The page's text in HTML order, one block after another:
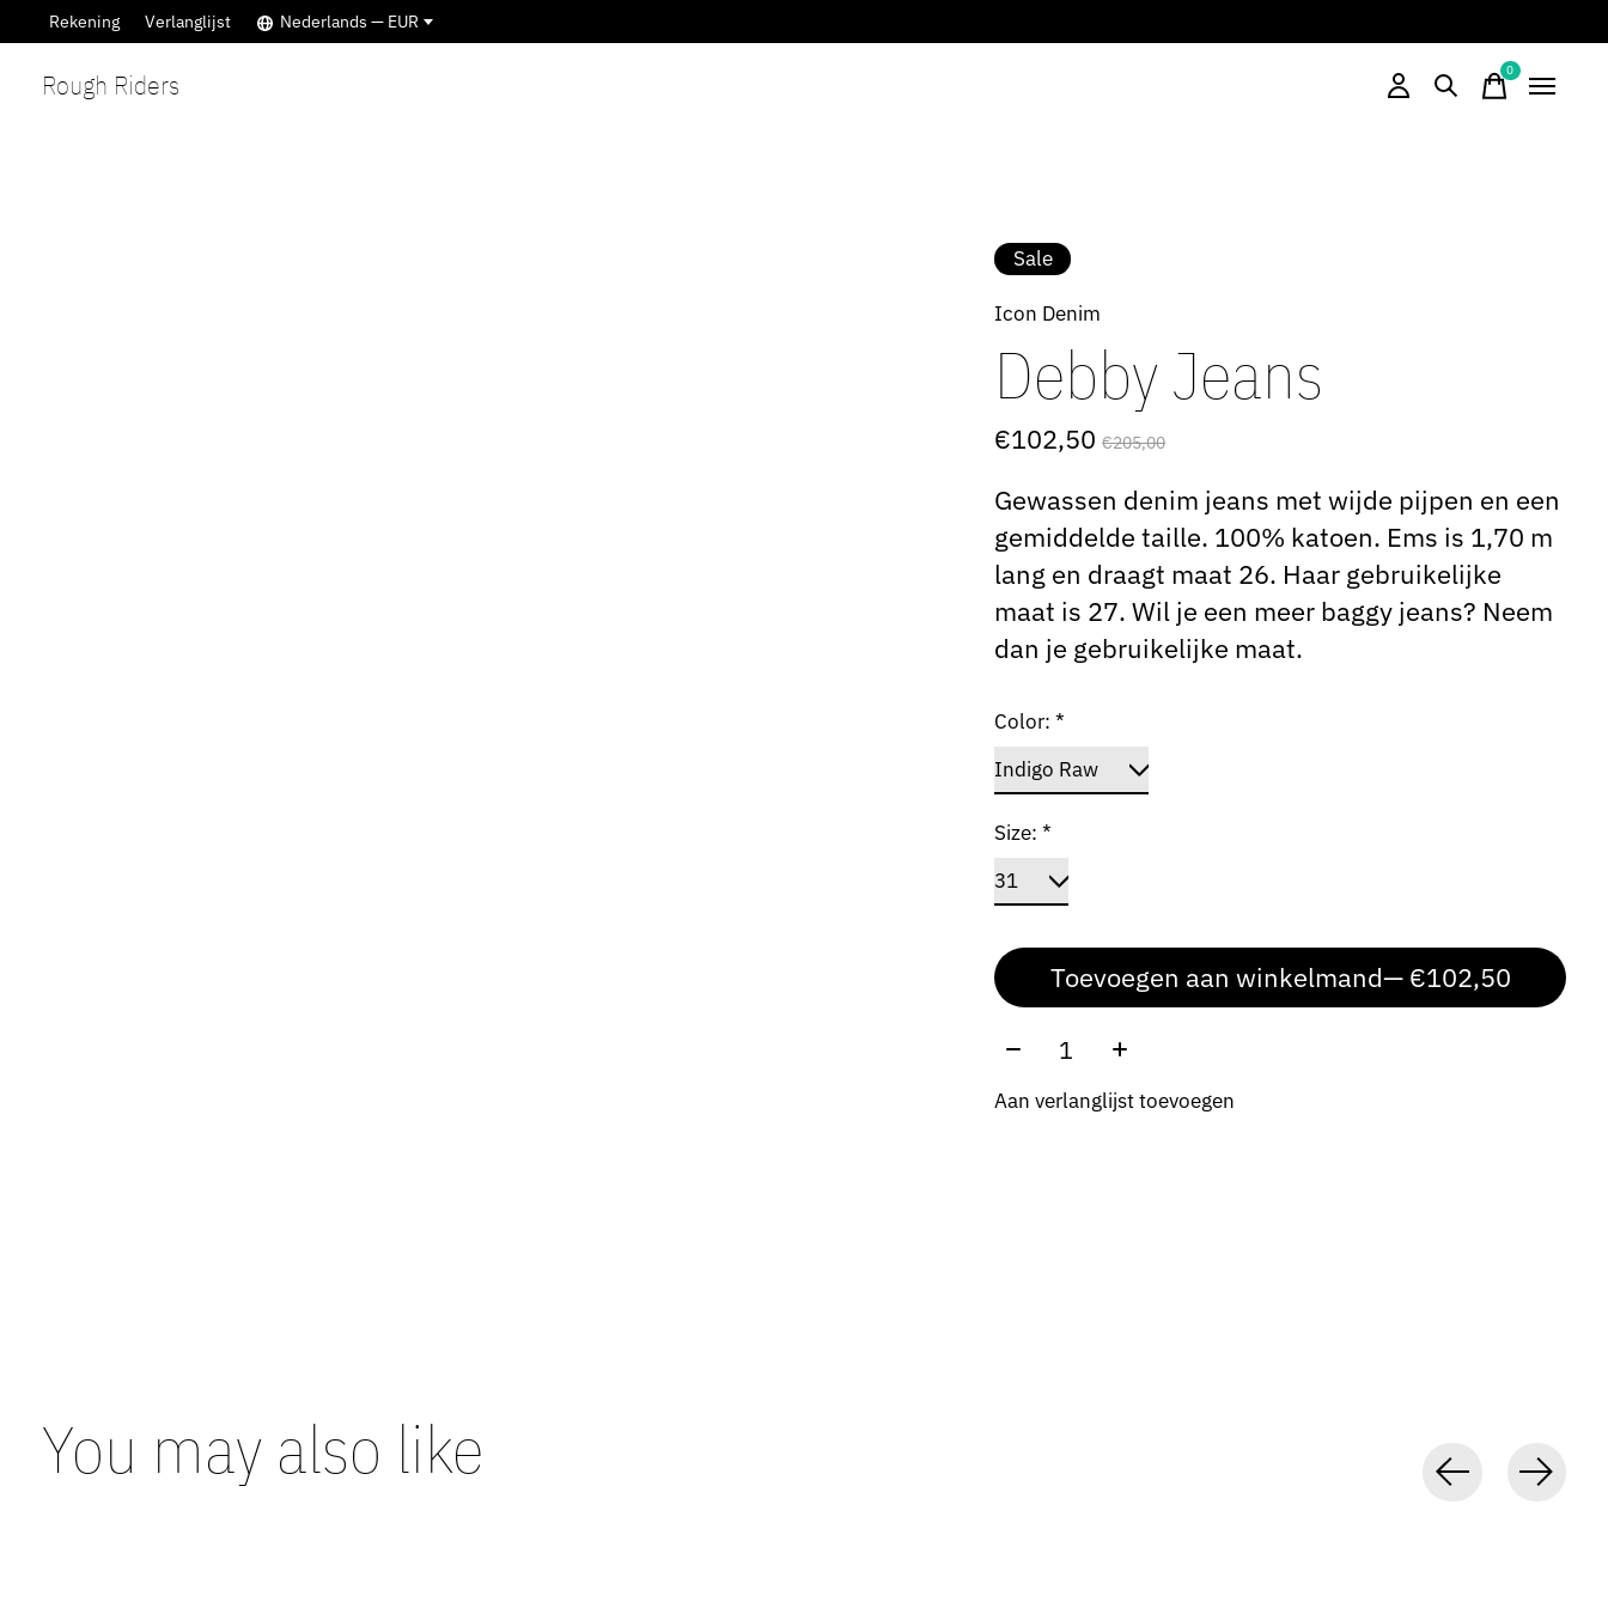
Rekening Verlanglijst Nederlands — EUR
Rough Riders 0items
Sale
Icon Denim
Debby Jeans
€102,50€205,00
Gewassen denim jeans met wijde pijpen en een
gemiddelde taille. 100% katoen. Ems is 1,70 m
lang en draagt ​​maat 26. Haar gebruikelijke
maat is 27. Wil je een meer baggy jeans? Neem
dan je gebruikelijke maat.
Color:*
Size:*
Toevoegen aan winkelmand
— €102,50
Aantal:
Aan verlanglijst toevoegen
You may also like